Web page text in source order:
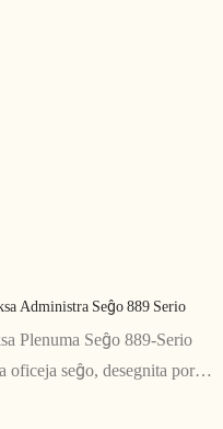
Administra Seĝo 889 Serio
Plenuma Seĝo 889-Serio
oficeja seĝo, desegnita por